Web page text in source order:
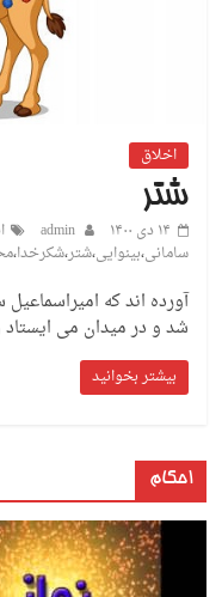
اخلاق
شتر
۱۴ دی ۱۴۰۰ admin
سامانی،بینوایی،شتر،شکرخدا،
آورده اند که
شد و در میدان می
بیشتر بخوانید
احکام